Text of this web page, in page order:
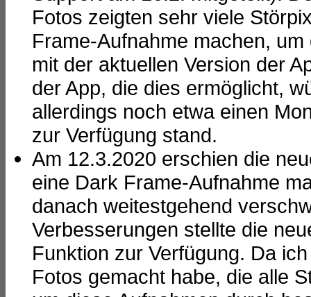
Fotos zeigten sehr viele
Frame-Aufnahme machen,
mit der aktuellen Version der
der App, die dies ermöglicht,
allerdings noch etwa einen
zur Verfügung stand.
Am 12.3.2020 erschien die
eine Dark Frame-Aufnahme
danach weitestgehend
Verbesserungen stellte die
Funktion zur Verfügung. Da
Fotos gemacht habe, die alle